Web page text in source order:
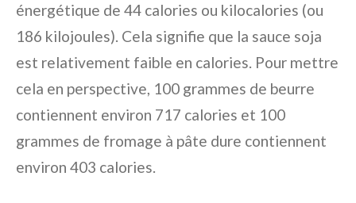
énergétique de 44 calories ou kilocalories (ou
186 kilojoules). Cela signifie que la sauce soja
est relativement faible en calories. Pour mettre
cela en perspective, 100 grammes de beurre
contiennent environ 717 calories et 100
grammes de fromage à pâte dure contiennent
environ 403 calories.